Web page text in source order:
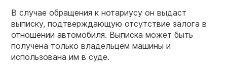
В случае обращения к нотариусу он выдаст
выписку, подтверждающую отсутствие залога в
отношении автомобиля. Выписка может быть
получена только владельцем машины и
использована им в суде.